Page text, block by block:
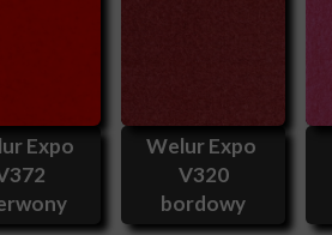
Expo
Welur Expo
V320
bordowy